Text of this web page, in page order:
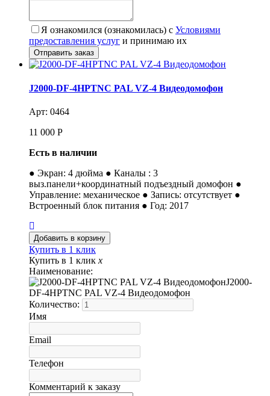
Я ознакомился (ознакомилась) с Условиями
предоставления услуг и принимаю их
J2000-DF-4HPTNC PAL VZ-4 Видеодомофон
Арт: 0464
11 000 Р
Есть в наличии
● Экран: 4 дюйма ● Каналы : 3
выз.панели+координатный подъездный домофон ●
Управление: механическое ● Запись: отсутствует ●
Встроенный блок питания ● Год: 2017
Купить в 1 клик
Купить в 1 клик x
Наименование:
J2000-
DF-4HPTNC PAL VZ-4 Видеодомофон
Количество:
Имя
Email
Телефон
Комментарий к заказу